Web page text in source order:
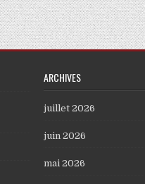
ARCHIVES
juillet 2026
juin 2026
mai 2026